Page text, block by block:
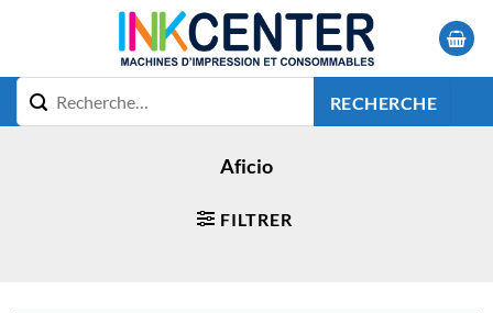
RECHERCHE
Aficio
FILTRER